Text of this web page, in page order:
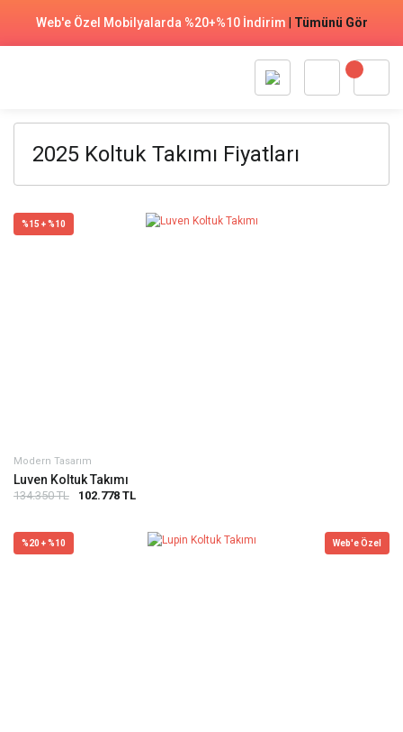
Web'e Özel Mobilyalarda %20+%10 İndirim Tümünü Gör
2025 Koltuk Takımı Fiyatları
%15 + %10
Modern Tasarım
Luven Koltuk Takımı
134.350 TL 102.778 TL
%20 + %10 Web'e Özel